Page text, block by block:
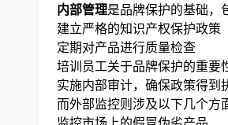
内部管理是品牌保护的基础，
建立严格的知识产权保护政策
定期对产品进行质量检查
培训员工关于品牌保护的重要
实施内部审计，确保政策得到
而外部监控则涉及以下几个方